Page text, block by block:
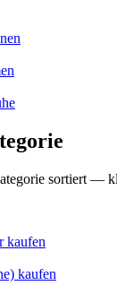
sortiert —
kaufen
kaufen